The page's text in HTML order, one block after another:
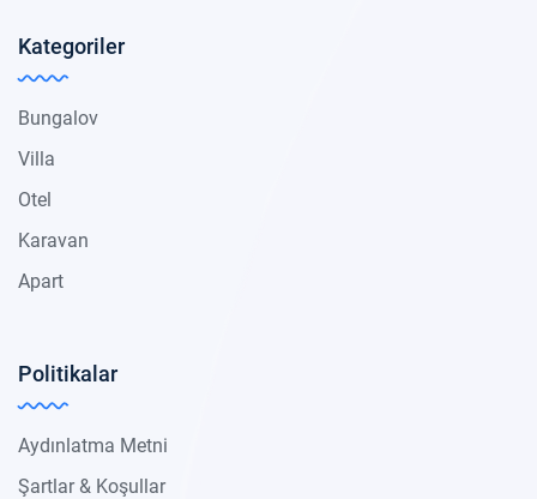
Kategoriler
Bungalov
Villa
Otel
Karavan
Apart
Politikalar
Aydınlatma Metni
Şartlar & Koşullar